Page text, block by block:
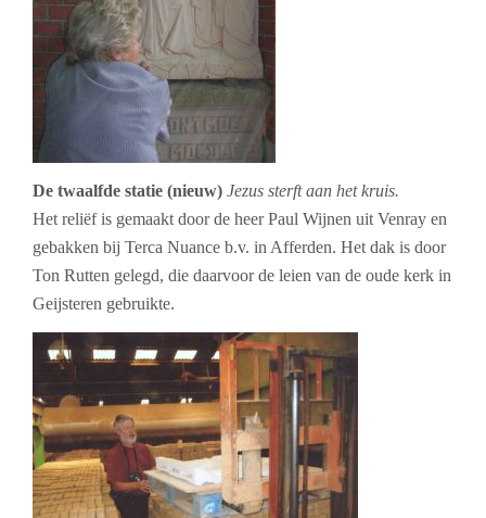
De twaalfde statie (nieuw) Jezus sterft aan het kruis.
Het reliëf is gemaakt door de heer Paul Wijnen uit Venray en
gebakken bij Terca Nuance b.v. in Afferden. Het dak is door
Ton Rutten gelegd, die daarvoor de leien van de oude kerk in
Geijsteren gebruikte.